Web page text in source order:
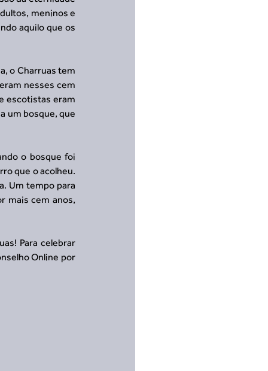
meninos e
aquilo que os
o Charruas tem
nesses cem
escotistas eram
um bosque, que
o bosque foi
que o acolheu.
Um tempo para
mais cem anos,
Para celebrar
Online por